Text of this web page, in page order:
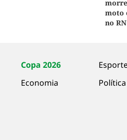
moto
no RN
Copa 2026
Economia
Política